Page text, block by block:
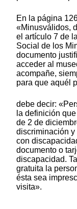
En la página
«Minusválidos,
el artículo 7 de
Social de los
documento
acceder al
acompañe,
para que aquél
debe decir:
la definición
de 2 de
discriminación
con
documento o
discapacidad.
gratuita la
ésta sea
visita».